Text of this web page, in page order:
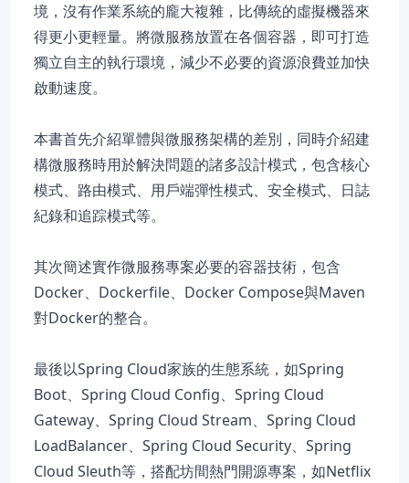
境，沒有作業系統的龐大複雜，比傳統的虛擬機器來
得更小更輕量。將微服務放置在各個容器，即可打造
獨立自主的執行環境，減少不必要的資源浪費並加快
啟動速度。
本書首先介紹單體與微服務架構的差別，同時介紹建
構微服務時用於解決問題的諸多設計模式，包含核心
模式、路由模式、用戶端彈性模式、安全模式、日誌
紀錄和追踪模式等。
其次簡述實作微服務專案必要的容器技術，包含
Docker、Dockerfile、Docker Compose與Maven
對Docker的整合。
最後以Spring Cloud家族的生態系統，如Spring
Boot、Spring Cloud Config、Spring Cloud
Gateway、Spring Cloud Stream、Spring Cloud
LoadBalancer、Spring Cloud Security、Spring
Cloud Sleuth等，搭配坊間熱門開源專案，如Netflix